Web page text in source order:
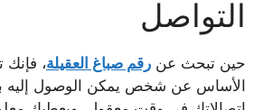
التواصل
حين تبحث عن رقم صباغ العقيلة،
الأساس عن شخص يمكن الوصول إليه